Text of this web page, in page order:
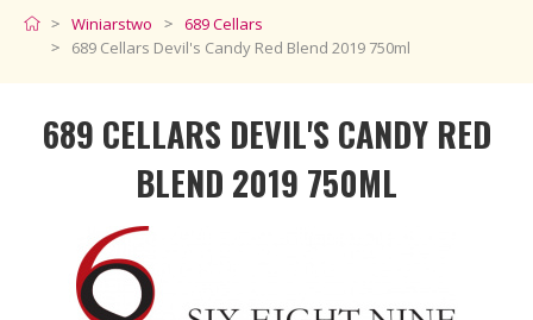
Winiarstwo
689 Cellars
689 Cellars Devil's Candy Red Blend 2019 750ml
689 CELLARS DEVIL'S CANDY RED
BLEND 2019 750ML